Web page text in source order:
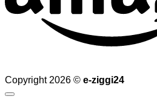
Copyright 2026 © e-ziggi24